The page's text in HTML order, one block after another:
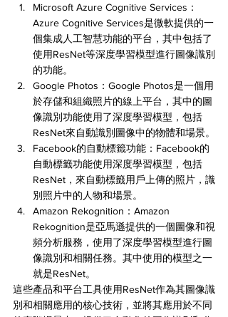
Microsoft Azure Cognitive Services：
Azure Cognitive Services是微軟提供的一
個集成人工智慧功能的平台，其中包括了
使用ResNet等深度學習模型進行圖像識別
的功能。
Google Photos：Google Photos是一個用
於存儲和組織照片的線上平台，其中的圖
像識別功能使用了深度學習模型，包括
ResNet來自動識別圖像中的物體和場景。
Facebook的自動標籤功能：Facebook的
自動標籤功能使用深度學習模型，包括
ResNet，來自動標籤用戶上傳的照片，識
別照片中的人物和場景。
Amazon Rekognition：Amazon
Rekognition是亞馬遜提供的一個圖像和視
頻分析服務，使用了深度學習模型進行圖
像識別和相關任務。其中使用的模型之一
就是ResNet。
這些產品和平台工具使用ResNet作為其圖像識
別和相關應用的核心技術，並將其應用於不同